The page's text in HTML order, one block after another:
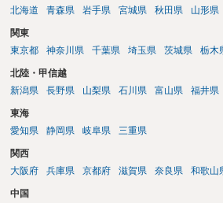
北海道
青森県 岩手県 宮城県 秋田県 山形県
関東
東京都
神奈川県 千葉県 埼玉県 茨城県 栃木
北陸・甲信越
新潟県
長野県 山梨県 石川県 富山県 福井県
東海
愛知県
静岡県 岐阜県 三重県
関西
大阪府
兵庫県 京都府 滋賀県 奈良県 和歌山
中国